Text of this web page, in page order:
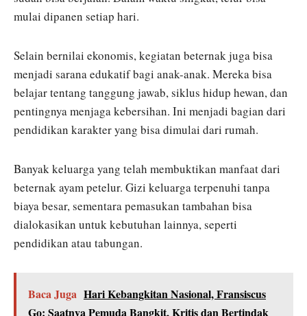
mulai dipanen setiap hari.
Selain bernilai ekonomis, kegiatan beternak juga bisa
menjadi sarana edukatif bagi anak-anak. Mereka bisa
belajar tentang tanggung jawab, siklus hidup hewan, dan
pentingnya menjaga kebersihan. Ini menjadi bagian dari
pendidikan karakter yang bisa dimulai dari rumah.
Banyak keluarga yang telah membuktikan manfaat dari
beternak ayam petelur. Gizi keluarga terpenuhi tanpa
biaya besar, sementara pemasukan tambahan bisa
dialokasikan untuk kebutuhan lainnya, seperti
pendidikan atau tabungan.
Baca Juga Hari Kebangkitan Nasional, Fransiscus
Go: Saatnya Pemuda Bangkit, Kritis dan Bertindak